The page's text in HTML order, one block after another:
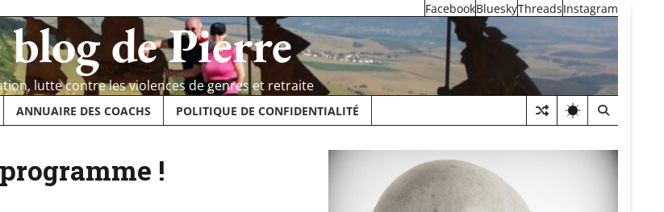
FacebookBlueskyThreadsInstagram
blog de Pierre
lutte contre les violences de genres et retraite
ANNUAIRE DES COACHS POLITIQUE DE CONFIDENTIALITÉ
!